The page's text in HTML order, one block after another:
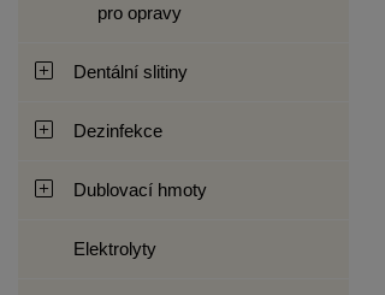
pro opravy
Dentální slitiny
Dezinfekce
Dublovací hmoty
Elektrolyty